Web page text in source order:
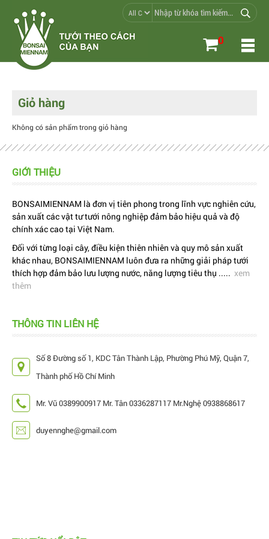
0
Giỏ hàng
Không có sản phẩm trong giỏ hàng
GIỚI THIỆU
BONSAIMIENNAM là đơn vị tiên phong trong lĩnh vực nghiên cứu,
sản xuất các vật tư tưới nông nghiệp đảm bảo hiệu quả và độ
chính xác cao tại Việt Nam.
Đối với từng loại cây, điều kiện thiên nhiên và quy mô sản xuất
khác nhau, BONSAIMIENNAM luôn đưa ra những giải pháp tưới
thích hợp đảm bảo lưu lượng nước, năng lượng tiêu thụ ..... xem
thêm
THÔNG TIN LIÊN HỆ
Số 8 Đường số 1, KDC Tân Thành Lập, Phường Phú Mỹ, Quận 7,
Thành phố Hồ Chí Minh
Mr. Vũ 0389900917 Mr. Tân 0336287117 Mr.Nghệ 0938868617
duyennghe@gmail.com